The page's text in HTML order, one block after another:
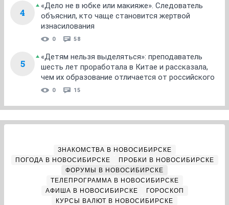
4
«Дело не в юбке или макияже». Следователь
объяснил, кто чаще становится жертвой
изнасилования
0 58
5
«Детям нельзя выделяться»: преподаватель
шесть лет проработала в Китае и рассказала,
чем их образование отличается от российского
0 15
ЗНАКОМСТВА В НОВОСИБИРСКЕ
ПОГОДА В НОВОСИБИРСКЕ
ПРОБКИ В НОВОСИБИРСКЕ
ФОРУМЫ В НОВОСИБИРСКЕ
ТЕЛЕПРОГРАММА В НОВОСИБИРСКЕ
АФИША В НОВОСИБИРСКЕ
ГОРОСКОП
КУРСЫ ВАЛЮТ В НОВОСИБИРСКЕ